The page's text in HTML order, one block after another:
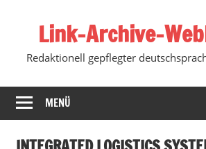
springenLink-Archive-
Redaktionell gepflegter
MENÜ